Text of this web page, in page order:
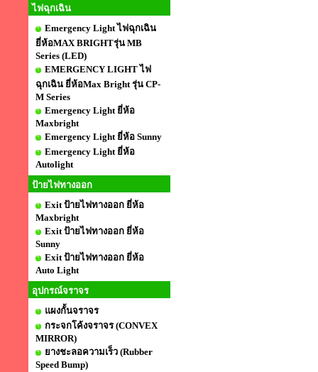
ไฟฉุกเฉิน
Emergency Light ไฟฉุกเฉิน
ยี่ห้อMAX BRIGHTรุ่น MB
Series (LED)
EMERGENCY LIGHT ไฟ
ฉุกเฉิน ยี่ห้อMax Bright รุ่น CP-
M Series
Emergency Light ยี่ห้อ
Maxbright
Emergency Light ยี่ห้อ Sunny
Emergency Light ยี่ห้อ
Autolight
ป้ายไฟทางออก
Exit ป้ายไฟทางออก ยี่ห้อ
Maxbright
Exit ป้ายไฟทางออก ยี่ห้อ
Sunny
Exit ป้ายไฟทางออก ยี่ห้อ
Auto Light
อุปกรณ์จราจร
แผงกั้นจราจร
กระจกโค้งจราจร (CONVEX
MIRROR)
ยางชะลอความเร็ว (Rubber
Speed Bump)